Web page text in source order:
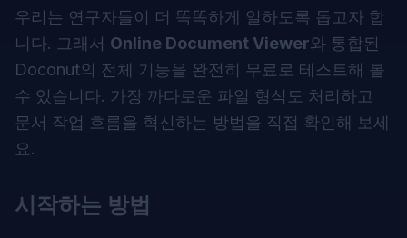
우리는 연구자들이 더 똑똑하게 일하도록 돕고자 합
니다. 그래서 Online Document Viewer와 통합된
Doconut의 전체 기능을 완전히 무료로 테스트해 볼
수 있습니다. 가장 까다로운 파일 형식도 처리하고
문서 작업 흐름을 혁신하는 방법을 직접 확인해 보세
요.
시작하는 방법